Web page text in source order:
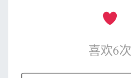
喜欢6次